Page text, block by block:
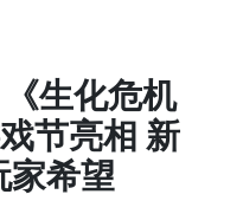
《生化危机
节亮相 新
家希望